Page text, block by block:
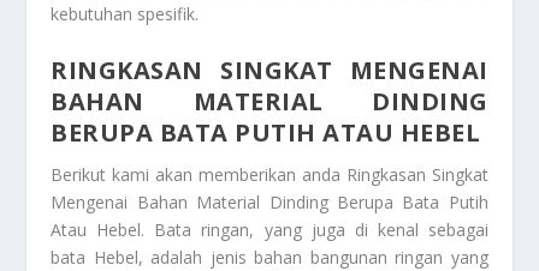
kebutuhan spesifik.
RINGKASAN SINGKAT MENGENAI
BAHAN MATERIAL DINDING
BERUPA BATA PUTIH ATAU HEBEL
Berikut kami akan memberikan anda Ringkasan Singkat
Mengenai Bahan Material Dinding Berupa Bata Putih
Atau Hebel. Bata ringan, yang juga di kenal sebagai
bata Hebel, adalah jenis bahan bangunan ringan yang